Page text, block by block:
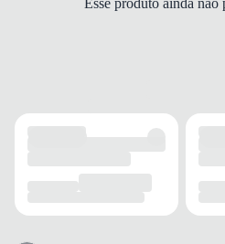
SOLADO
Borracha
ADERÊNCIA
Alta
Esse produto ainda não